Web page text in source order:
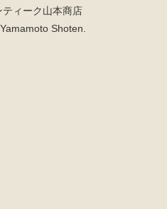
ィーク山本商店
Shoten.